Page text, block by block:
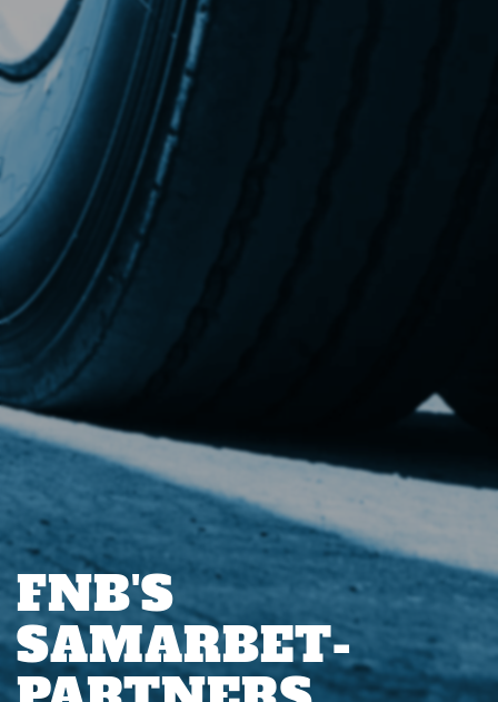
FNB'S
SAMARBET-